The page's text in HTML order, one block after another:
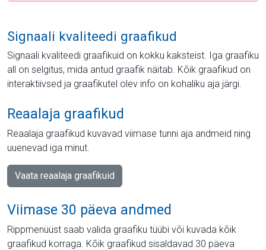
Signaali kvaliteedi graafikud
Signaali kvaliteedi graafikuid on kokku kaksteist. Iga graafiku
all on selgitus, mida antud graafik näitab. Kõik graafikud on
interaktiivsed ja graafikutel olev info on kohaliku aja järgi.
Reaalaja graafikud
Reaalaja graafikud kuvavad viimase tunni aja andmeid ning
uuenevad iga minut.
Vaata reaalaja graafikuid
Viimase 30 päeva andmed
Rippmenüüst saab valida graafiku tüübi või kuvada kõik
graafikud korraga. Kõik graafikud sisaldavad 30 päeva